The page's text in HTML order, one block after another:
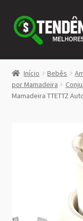
Pular
para
navegação
Pular
para
conteúdo
LOJA
<>
Início Bebês
por Mamadeira
Mamadeira TTETTZ